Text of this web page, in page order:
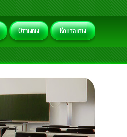
Отзывы Контакты